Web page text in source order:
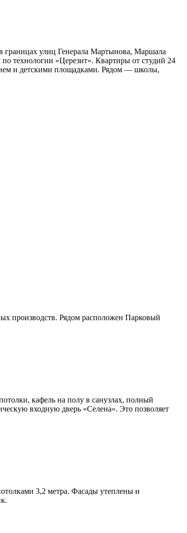
улиц Генерала Мартынова, Маршала
технологии «Церезит». Квартиры от студий 24
и детскими площадками. Рядом — школы,
производств. Рядом расположен Парковый
кафель на полу в санузлах, полный
входную дверь «Селена». Это позволяет
3,2 метра. Фасады утеплены и